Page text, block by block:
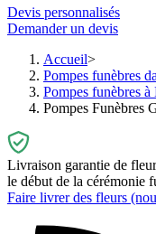
Devis personnalisés
Demander un devis
Accueil
Pompes funèbres
Pompes funèbres
Pompes Funèbres
Livraison garantie de
le début de la cérémonie
Faire livrer des fleurs